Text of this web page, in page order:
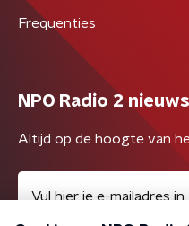
Frequenties
NPO Radio 2
Altijd op de hoogte van